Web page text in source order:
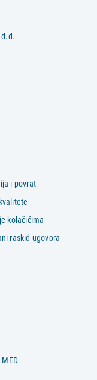
d.d.
i povrat
kolačićima
raskid ugovora